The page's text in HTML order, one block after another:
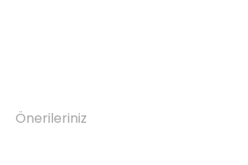
Önerileriniz